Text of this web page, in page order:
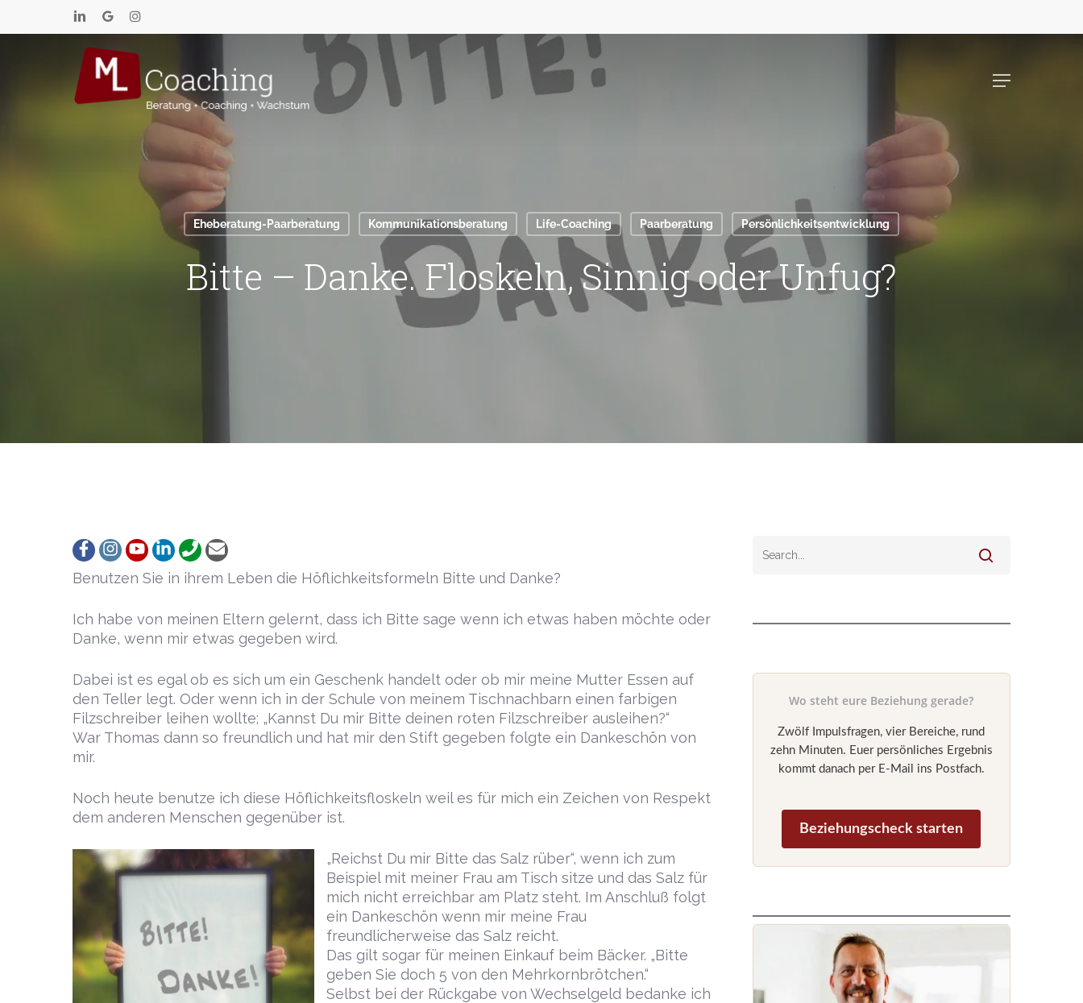
Menu
Eheberatung-Paarberatung Kommunikationsberatung Life-Coaching Paarberatung Persönlichkeitsentwicklung
Bitte – Danke. Floskeln, Sinnig oder Unfug?
Follow Follow ViewFollow Call Email
Benutzen Sie in ihrem Leben die Höflichkeitsformeln Bitte und Danke?
Ich habe von meinen Eltern gelernt, dass ich Bitte sage wenn ich etwas haben möchte oder
Danke, wenn mir etwas gegeben wird.
Dabei ist es egal ob es sich um ein Geschenk handelt oder ob mir meine Mutter Essen auf
den Teller legt. Oder wenn ich in der Schule von meinem Tischnachbarn einen farbigen
Filzschreiber leihen wollte; „Kannst Du mir Bitte deinen roten Filzschreiber ausleihen?“
War Thomas dann so freundlich und hat mir den Stift gegeben folgte ein Dankeschön von
mir.
Noch heute benutze ich diese Höflichkeitsfloskeln weil es für mich ein Zeichen von Respekt
dem anderen Menschen gegenüber ist.
„Reichst Du mir Bitte das Salz rüber“, wenn ich zum
Beispiel mit meiner Frau am Tisch sitze und das Salz für
mich nicht erreichbar am Platz steht. Im Anschluß folgt
ein Dankeschön wenn mir meine Frau
freundlicherweise das Salz reicht.
Das gilt sogar für meinen Einkauf beim Bäcker. „Bitte
geben Sie doch 5 von den Mehrkornbrötchen.“
Selbst bei der Rückgabe von Wechselgeld bedanke ich
Wo steht eure Beziehung gerade?
Zwölf Impulsfragen, vier Bereiche, rund
zehn Minuten. Euer persönliches Ergebnis
kommt danach per E-Mail ins Postfach.
Beziehungscheck starten